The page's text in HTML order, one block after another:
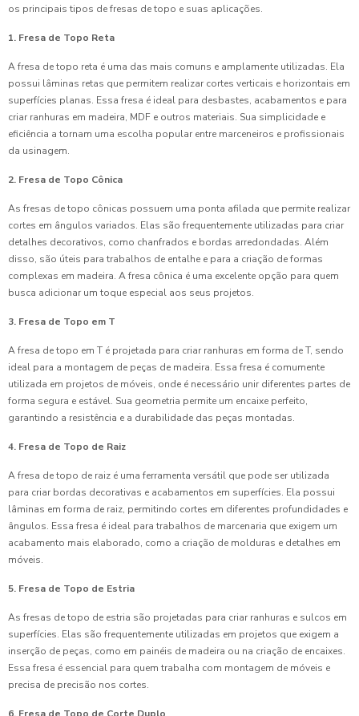
os principais tipos de fresas de topo e suas aplicações.
1. Fresa de Topo Reta
A fresa de topo reta é uma das mais comuns e amplamente utilizadas. Ela
possui lâminas retas que permitem realizar cortes verticais e horizontais em
superfícies planas. Essa fresa é ideal para desbastes, acabamentos e para
criar ranhuras em madeira, MDF e outros materiais. Sua simplicidade e
eficiência a tornam uma escolha popular entre marceneiros e profissionais
da usinagem.
2. Fresa de Topo Cônica
As fresas de topo cônicas possuem uma ponta afilada que permite realizar
cortes em ângulos variados. Elas são frequentemente utilizadas para criar
detalhes decorativos, como chanfrados e bordas arredondadas. Além
disso, são úteis para trabalhos de entalhe e para a criação de formas
complexas em madeira. A fresa cônica é uma excelente opção para quem
busca adicionar um toque especial aos seus projetos.
3. Fresa de Topo em T
A fresa de topo em T é projetada para criar ranhuras em forma de T, sendo
ideal para a montagem de peças de madeira. Essa fresa é comumente
utilizada em projetos de móveis, onde é necessário unir diferentes partes de
forma segura e estável. Sua geometria permite um encaixe perfeito,
garantindo a resistência e a durabilidade das peças montadas.
4. Fresa de Topo de Raiz
A fresa de topo de raiz é uma ferramenta versátil que pode ser utilizada
para criar bordas decorativas e acabamentos em superfícies. Ela possui
lâminas em forma de raiz, permitindo cortes em diferentes profundidades e
ângulos. Essa fresa é ideal para trabalhos de marcenaria que exigem um
acabamento mais elaborado, como a criação de molduras e detalhes em
móveis.
5. Fresa de Topo de Estria
As fresas de topo de estria são projetadas para criar ranhuras e sulcos em
superfícies. Elas são frequentemente utilizadas em projetos que exigem a
inserção de peças, como em painéis de madeira ou na criação de encaixes.
Essa fresa é essencial para quem trabalha com montagem de móveis e
precisa de precisão nos cortes.